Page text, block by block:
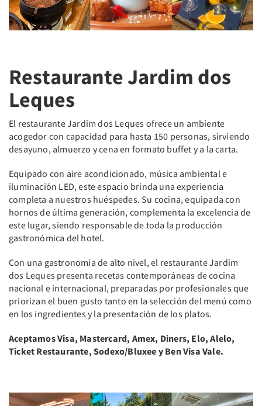
Restaurante Jardim dos
Leques
El restaurante Jardim dos Leques ofrece un ambiente
acogedor con capacidad para hasta 150 personas, sirviendo
desayuno, almuerzo y cena en formato buffet y a la carta.
Equipado con aire acondicionado, música ambiental e
iluminación LED, este espacio brinda una experiencia
completa a nuestros huéspedes. Su cocina, equipada con
hornos de última generación, complementa la excelencia de
este lugar, siendo responsable de toda la producción
gastronómica del hotel.
Con una gastronomía de alto nivel, el restaurante Jardim
dos Leques presenta recetas contemporáneas de cocina
nacional e internacional, preparadas por profesionales que
priorizan el buen gusto tanto en la selección del menú como
en los ingredientes y la presentación de los platos.
Aceptamos Visa, Mastercard, Amex, Diners, Elo, Alelo,
Ticket Restaurante, Sodexo/Bluxee y Ben Visa Vale.